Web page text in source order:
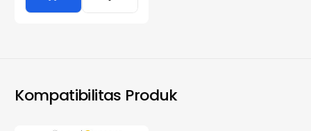
Kompatibilitas Produk